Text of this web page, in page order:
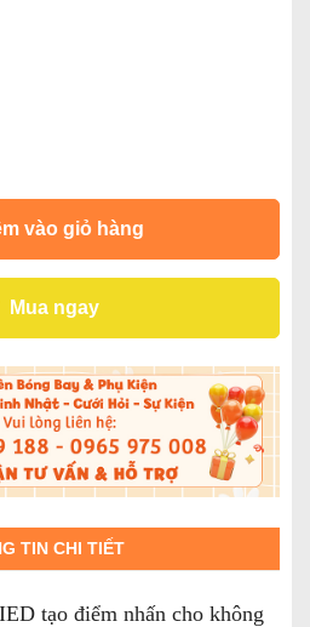
vào giỏ hàng
Mua ngay
TIN CHI TIẾT
tạo điểm nhấn cho không